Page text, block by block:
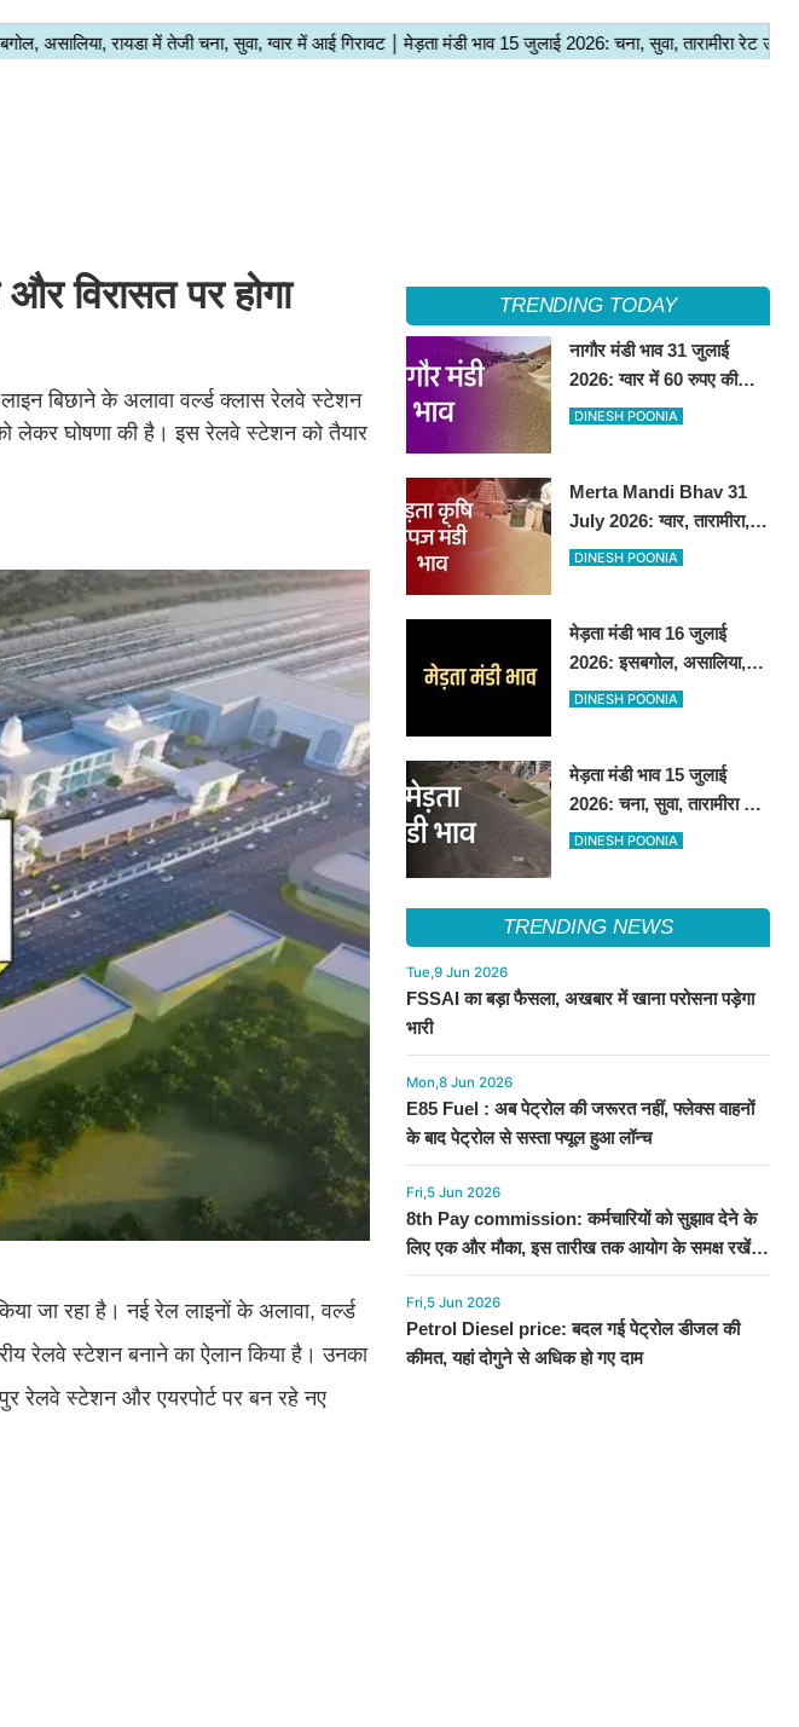
विरासत पर होगा
बिछाने के अलावा वर्ल्ड क्लास रेलवे स्टेशन
लेकर घोषणा की है। इस रेलवे स्टेशन को तैयार
जा रहा है। नई रेल लाइनों के अलावा, वर्ल्ड
रेलवे स्टेशन बनाने का ऐलान किया है। उनका
रेलवे स्टेशन और एयरपोर्ट पर बन रहे नए
TRENDING TODAY
नागौर मंडी भाव 31 जुलाई
2026: ग्वार में 60 रुपए की
तेजी, अन्य फसलों के भाव रहे
DINESH POONIA
Merta Mandi Bhav 31
July 2026: ग्वार, तारामीरा,
असालिया में तेजी, चना, सुवा,
DINESH POONIA
मेड़ता मंडी भाव 16 जुलाई
2026: इसबगोल, असालिया,
रायडा में तेजी चना, सुवा, ग्वार में
DINESH POONIA
मेड़ता मंडी भाव 15 जुलाई
2026: चना, सुवा, तारामीरा रेट
उछले, ग्वार, ईसबगोल,
DINESH POONIA
TRENDING NEWS
Tue,9 Jun 2026
FSSAI का बड़ा फैसला, अखबार में खाना परोसना पड़ेगा
भारी
Mon,8 Jun 2026
E85 Fuel : अब पेट्रोल की जरूरत नहीं, फ्लेक्स वाहनों
के बाद पेट्रोल से सस्ता फ्यूल हुआ लॉन्च
Fri,5 Jun 2026
8th Pay commission: कर्मचारियों को सुझाव देने के
लिए एक और मौका, इस तारीख तक आयोग के समक्ष रखें
अपनी बात
Fri,5 Jun 2026
Petrol Diesel price: बदल गई पेट्रोल डीजल की
कीमत, यहां दोगुने से अधिक हो गए दाम